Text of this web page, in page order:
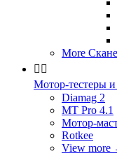
More
 
Мотор-тестеры
Diamag 2
MT Pro 4.1
Мотор-
Rotkee
View more